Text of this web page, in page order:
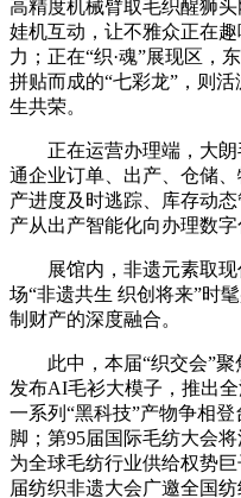
高精度机械臂取毛织醒狮
娃机互动，让不雅众正在
力；正在“织·魂”展现区，
拼贴而成的“七彩龙”，则
生共荣。
正在运营办理端，大朗
通企业订单、出产、仓储
产进度及时逃踪、库存动
产从出产智能化向办理数字
展馆内，非遗元素取现
场“非遗共生 织创将来”时
制财产的深度融合。
此中，本届“织交会”聚
发布AI毛衫大模子，推出
一系列“黑科技”产物争相
脚；第95届国际毛纺大会
为全球毛纺行业供给权势
届纺织非遗大会广邀全国